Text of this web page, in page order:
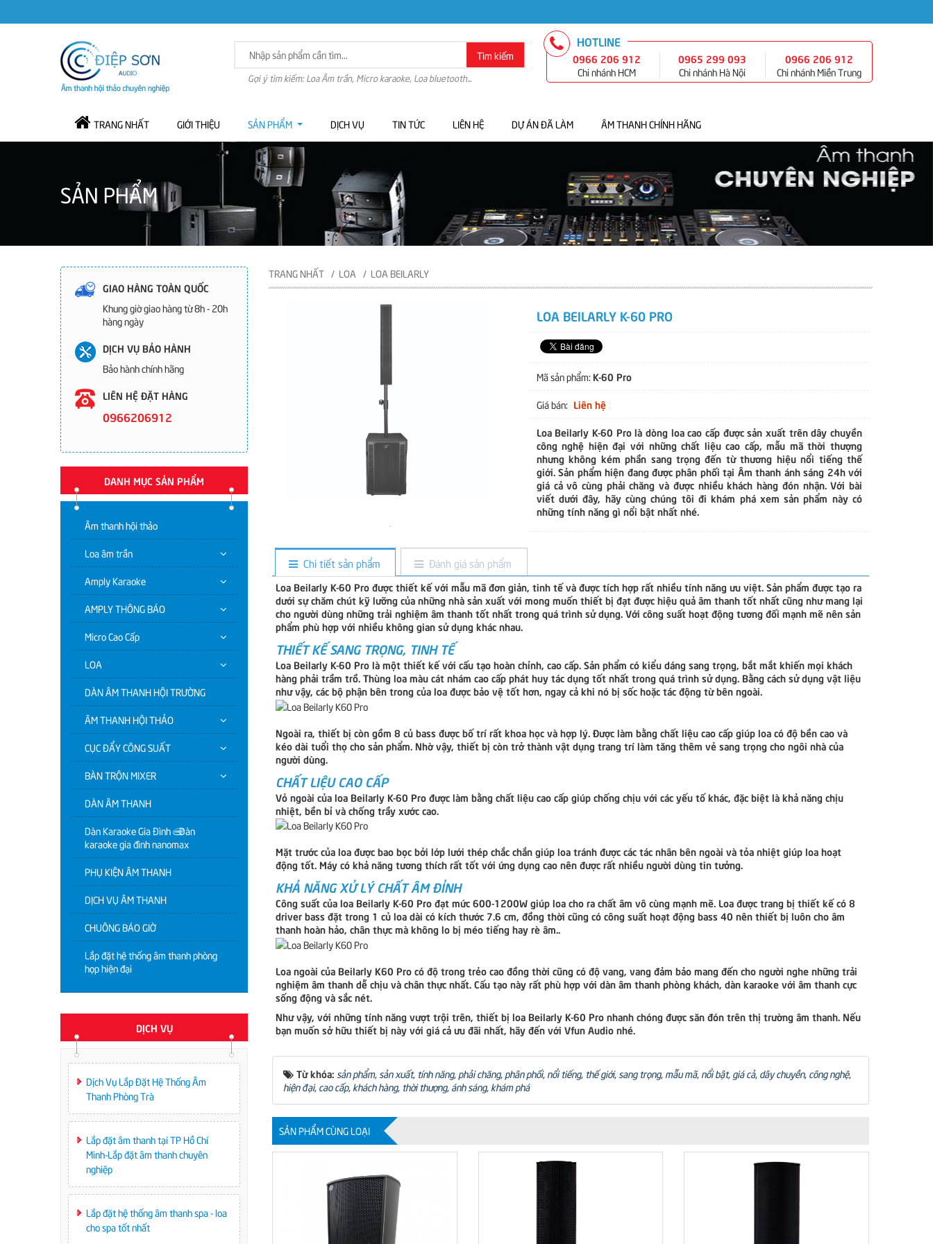
Tìm kiếm
Gợi ý tìm kiếm: Loa Âm trần, Micro karaoke, Loa bluetooth...
HOTLINE
0966 206 912
Chi nhánh HCM
0965 299 093
Chi nhánh Hà Nội
0966 206 912
Chi nhánh Miền Trung
TRANG NHẤT GIỚI THIỆU SẢN PHẨM DỊCH VỤ TIN TỨC LIÊN HỆ DỰ ÁN ĐÃ LÀM ÂM THANH CHÍNH HÃNG
SẢN PHẨM
TRANG NHẤT LOA LOA BEILARLY
LOA BEILARLY K-60 PRO
Mã sản phẩm: K-60 Pro
Giá bán: Liên hệ
Loa Beilarly K-60 Pro là dòng loa cao cấp được sản xuất trên dây chuyền
công nghệ hiện đại với những chất liệu cao cấp, mẫu mã thời thượng
nhưng không kém phần sang trọng đến từ thương hiệu nổi tiếng thế
giới. Sản phẩm hiện đang được phân phối tại Âm thanh ánh sáng 24h với
giá cả vô cùng phải chăng và được nhiều khách hàng đón nhận. Với bài
viết dưới đây, hãy cùng chúng tôi đi khám phá xem sản phẩm này có
những tính năng gì nổi bật nhất nhé.
Chi tiết sản phẩm Đánh giá sản phẩm
Loa Beilarly K-60 Pro được thiết kế với mẫu mã đơn giản, tinh tế và được tích hợp rất nhiều tính năng ưu việt. Sản phẩm được tạo ra
dưới sự chăm chút kỹ lưỡng của những nhà sản xuất với mong muốn thiết bị đạt được hiệu quả âm thanh tốt nhất cũng như mang lại
cho người dùng những trải nghiệm âm thanh tốt nhất trong quá trình sử dụng. Với công suất hoạt động tương đối mạnh mẽ nên sản
phẩm phù hợp với nhiều không gian sử dụng khác nhau.
THIẾT KẾ SANG TRỌNG, TINH TẾ
Loa Beilarly K-60 Pro là một thiết kế với cấu tạo hoàn chỉnh, cao cấp. Sản phẩm có kiểu dáng sang trọng, bắt mắt khiến mọi khách
hàng phải trầm trồ. Thùng loa màu cát nhám cao cấp phát huy tác dụng tốt nhất trong quá trình sử dụng. Bằng cách sử dụng vật liệu
như vậy, các bộ phận bên trong của loa được bảo vệ tốt hơn, ngay cả khi nó bị sốc hoặc tác động từ bên ngoài.
Ngoài ra, thiết bị còn gồm 8 củ bass được bố trí rất khoa học và hợp lý. Được làm bằng chất liệu cao cấp giúp loa có độ bền cao và
kéo dài tuổi thọ cho sản phẩm. Nhờ vậy, thiết bị còn trở thành vật dụng trang trí làm tăng thêm vẻ sang trọng cho ngôi nhà của
người dùng.
CHẤT LIỆU CAO CẤP
Vỏ ngoài của loa Beilarly K-60 Pro được làm bằng chất liệu cao cấp giúp chống chịu với các yếu tố khác, đặc biệt là khả năng chịu
nhiệt, bền bỉ và chống trầy xước cao.
Mặt trước của loa được bao bọc bởi lớp lưới thép chắc chắn giúp loa tránh được các tác nhân bên ngoài và tỏa nhiệt giúp loa hoạt
động tốt. Máy có khả năng tương thích rất tốt với ứng dụng cao nên được rất nhiều người dùng tin tưởng.
KHẢ NĂNG XỬ LÝ CHẤT ÂM ĐỈNH
Công suất của loa Beilarly K-60 Pro đạt mức 600-1200W giúp loa cho ra chất âm vô cùng mạnh mẽ. Loa được trang bị thiết kế có 8
driver bass đặt trong 1 củ loa dài có kích thước 7.6 cm, đồng thời cũng có công suất hoạt động bass 40 nên thiết bị luôn cho âm
thanh hoàn hảo, chân thực mà không lo bị méo tiếng hay rè âm..
Loa ngoài của Beilarly K60 Pro có độ trong trẻo cao đồng thời cũng có độ vang, vang đảm bảo mang đến cho người nghe những trải
nghiệm âm thanh dễ chịu và chân thực nhất. Cấu tạo này rất phù hợp với dàn âm thanh phòng khách, dàn karaoke với âm thanh cực
sống động và sắc nét.
Như vậy, với những tính năng vượt trội trên, thiết bị loa Beilarly K-60 Pro nhanh chóng được săn đón trên thị trường âm thanh. Nếu
bạn muốn sở hữu thiết bị này với giá cả ưu đãi nhất, hãy đến với Vfun Audio nhé.
Từ khóa: sản phẩm, sản xuất, tính năng, phải chăng, phân phối, nổi tiếng, thế giới, sang trọng, mẫu mã, nổi bật, giá cả, dây chuyền, công nghệ,
hiện đại, cao cấp, khách hàng, thời thượng, ánh sáng, khám phá
SẢN PHẨM CÙNG LOẠI
GIAO HÀNG TOÀN QUỐC
Khung giờ giao hàng từ 8h - 20h
hàng ngày
DỊCH VỤ BẢO HÀNH
Bảo hành chính hãng
LIÊN HỆ ĐẶT HÀNG
0966206912
DANH MỤC SẢN PHẨM
Âm thanh hội thảo
Loa âm trần
Amply Karaoke
AMPLY THÔNG BÁO
Micro Cao Cấp
LOA
DÀN ÂM THANH HỘI TRƯỜNG
ÂM THANH HỘI THẢO
CỤC ĐẨY CÔNG SUẤT
BÀN TRỘN MIXER
DÀN ÂM THANH
Dàn Karaoke Gia Đình | Dàn
karaoke gia đình nanomax
PHỤ KIỆN ÂM THANH
DỊCH VỤ ÂM THANH
CHUÔNG BÁO GIỜ
Lắp đặt hệ thống âm thanh phòng
họp hiện đại
DỊCH VỤ
Dịch Vụ Lắp Đặt Hệ Thống Âm
Thanh Phòng Trà
Lắp đặt âm thanh tại TP Hồ Chí
Minh-Lắp đặt âm thanh chuyên
nghiệp
Lắp đặt hệ thống âm thanh spa - loa
cho spa tốt nhất